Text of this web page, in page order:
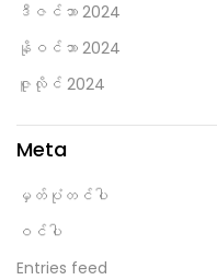
ဒီဇင်ဘာ 2024
နိုဝင်ဘာ 2024
ဇူလိုင် 2024
Meta
မှတ်ပုံတင်ပါ
ဝင်ပါ
Entries feed